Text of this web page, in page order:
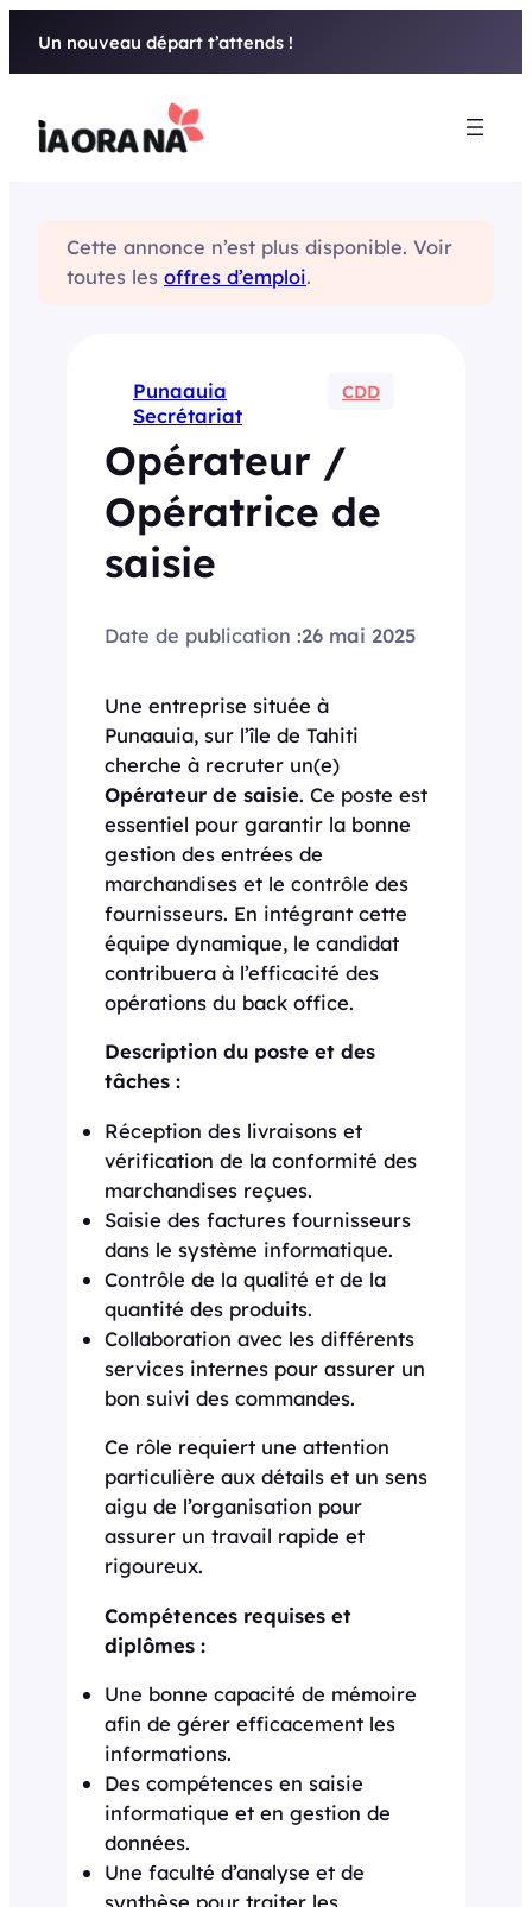
Un nouveau départ t’attends !
Cette annonce n’est plus disponible. Voir
toutes les offres d’emploi.
Punaauia CDD
Secrétariat
Opérateur /
Opératrice de
saisie
Date de publication :26 mai 2025
Une entreprise située à
Punaauia, sur l’île de Tahiti
cherche à recruter un(e)
Opérateur de saisie. Ce poste est
essentiel pour garantir la bonne
gestion des entrées de
marchandises et le contrôle des
fournisseurs. En intégrant cette
équipe dynamique, le candidat
contribuera à l’efficacité des
opérations du back office.
Description du poste et des
tâches :
Réception des livraisons et
vérification de la conformité des
marchandises reçues.
Saisie des factures fournisseurs
dans le système informatique.
Contrôle de la qualité et de la
quantité des produits.
Collaboration avec les différents
services internes pour assurer un
bon suivi des commandes.
Ce rôle requiert une attention
particulière aux détails et un sens
aigu de l’organisation pour
assurer un travail rapide et
rigoureux.
Compétences requises et
diplômes :
Une bonne capacité de mémoire
afin de gérer efficacement les
informations.
Des compétences en saisie
informatique et en gestion de
données.
Une faculté d’analyse et de